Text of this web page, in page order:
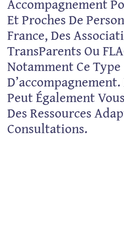
Accompagnement
Et Proches De
France, Des
TransParents Ou
Notamment Ce Type
Peut Également
Des Ressources
Consultations.